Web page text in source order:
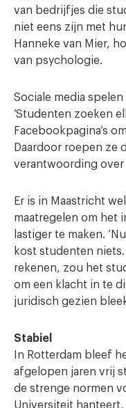
van bedrijfjes die
niet eens zijn met
Hanneke van Mier,
van psychologie.
Sociale media
‘Studenten zoeken
Facebookpagina’s
Daardoor roepen ze
verantwoording over
Er is in Maastricht
maatregelen om het
lastiger te maken.
kost studenten
rekenen, zou het
om een klacht in te
juridisch gezien
Stabiel
In Rotterdam bleef
afgelopen jaren vrij
de strenge normen
Universiteit hanteert,